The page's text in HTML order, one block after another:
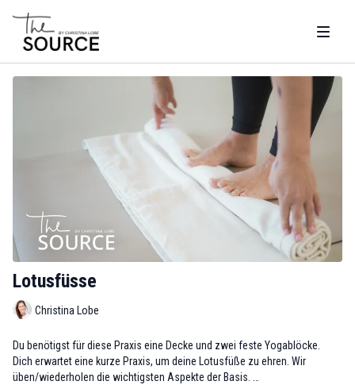
Lotusfüsse
Christina Lobe
Du benötigst für diese Praxis eine Decke und zwei feste Yogablöcke.
Dich erwartet eine kurze Praxis, um deine Lotusfüße zu ehren. Wir
üben/wiederholen die wichtigsten Aspekte der Basis.